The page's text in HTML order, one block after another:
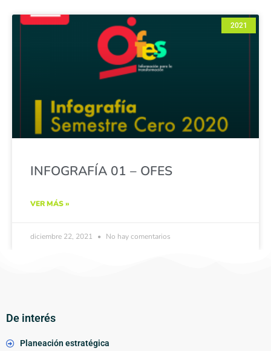
2021
INFOGRAFÍA 01 – OFES
VER MÁS »
diciembre 22, 2021 No hay comentarios
De interés
Planeación estratégica